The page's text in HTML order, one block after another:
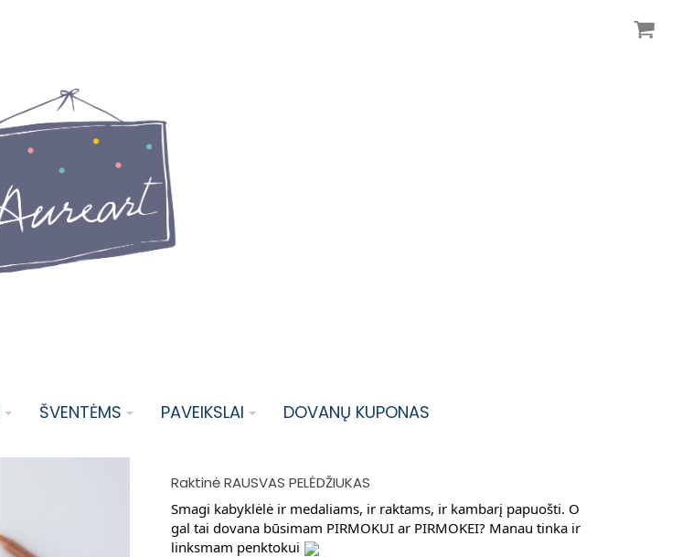
ŠVENTĖMS PAVEIKSLAI DOVANŲ KUPONAS
Raktinė RAUSVAS PELĖDŽIUKAS
Smagi kabyklėlė ir medaliams, ir raktams, ir kambarį papuošti. O
gal tai dovana būsimam PIRMOKUI ar PIRMOKEI? Manau tinka ir
linksmam penktokui